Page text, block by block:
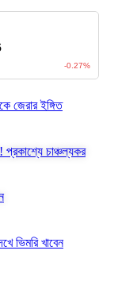
জেরার ইঙ্গিত
প্রকাশ্যে চাঞ্চল্যকর
ভিমরি খাবেন